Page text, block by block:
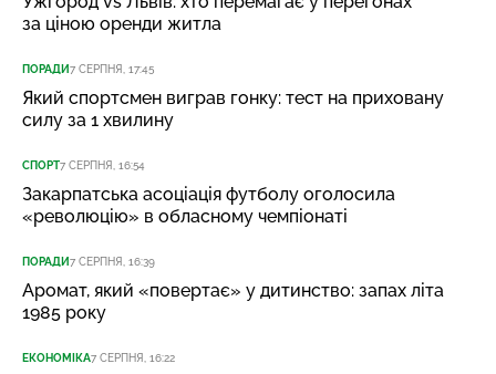
за ціною оренди житла
ПОРАДИ7 СЕРПНЯ, 17:45
Який спортсмен виграв гонку: тест на приховану
силу за 1 хвилину
СПОРТ7 СЕРПНЯ, 16:54
Закарпатська асоціація футболу оголосила
«революцію» в обласному чемпіонаті
ПОРАДИ7 СЕРПНЯ, 16:39
Аромат, який «повертає» у дитинство: запах літа
1985 року
ЕКОНОМІКА7 СЕРПНЯ, 16:22